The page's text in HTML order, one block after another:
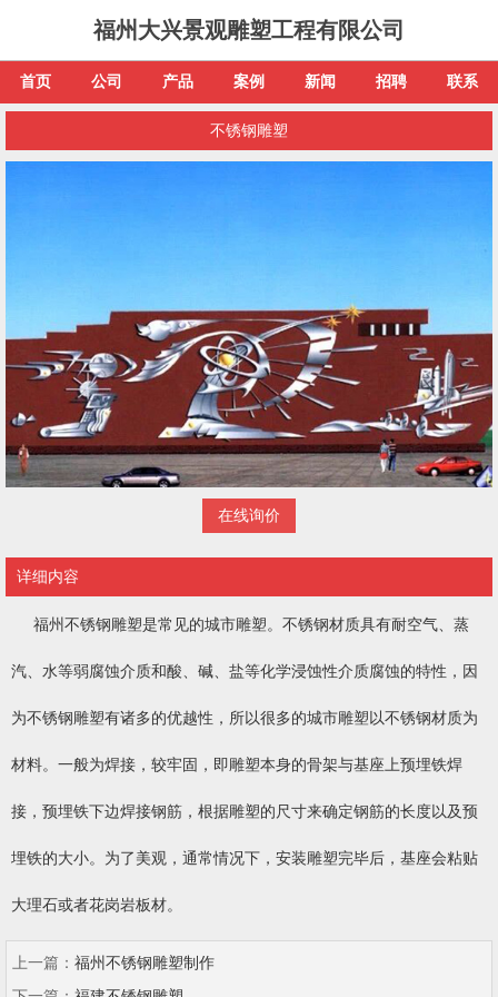
福州大兴景观雕塑工程有限公司
首页 公司 产品 案例 新闻 招聘 联系
不锈钢雕塑
在线询价
详细内容
福州不锈钢雕塑是常见的城市雕塑。不锈钢材质具有耐空气、蒸
汽、水等弱腐蚀介质和酸、碱、盐等化学浸蚀性介质腐蚀的特性，因
为不锈钢雕塑有诸多的优越性，所以很多的城市雕塑以不锈钢材质为
材料。一般为焊接，较牢固，即雕塑本身的骨架与基座上预埋铁焊
接，预埋铁下边焊接钢筋，根据雕塑的尺寸来确定钢筋的长度以及预
埋铁的大小。为了美观，通常情况下，安装雕塑完毕后，基座会粘贴
大理石或者花岗岩板材。
上一篇： 福州不锈钢雕塑制作